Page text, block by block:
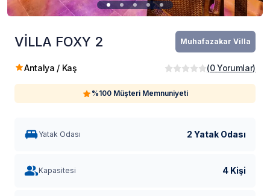
VİLLA FOXY 2 Muhafazakar Villa
Antalya / Kaş (0 Yorumlar)
%100 Müşteri Memnuniyeti
Yatak Odası 2 Yatak Odası
Kapasitesi 4 Kişi